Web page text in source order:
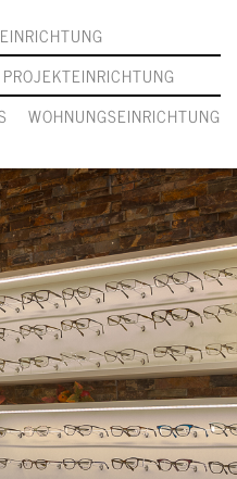
PROJEKTEINRICHTUNG
WOHNUNGSEINRICHTUNG